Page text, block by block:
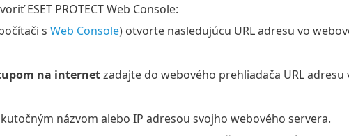
ESET PROTECT Web Console:
s Web Console) otvorte nasledujúcu URL adresu vo
na internetzadajte do webového prehliadača URL adresu
názvom alebo IP adresou svojho webového servera.